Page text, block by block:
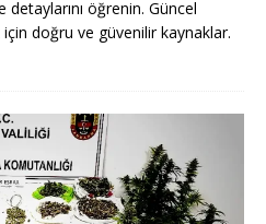
detaylarını öğrenin. Güncel
doğru ve güvenilir kaynaklar.